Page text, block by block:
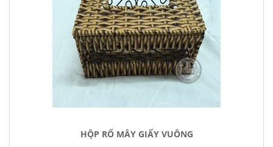
HỘP RỔ MÂY GIẤY VUÔNG